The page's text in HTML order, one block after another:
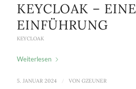
KEYCLOAK – EINE
EINFÜHRUNG
KEYCLOAK
Weiterlesen
5. JANUAR 2024 / VON GZEUNER